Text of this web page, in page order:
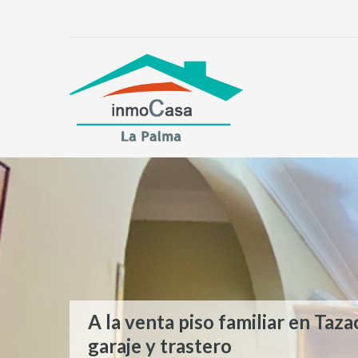
A la venta piso familiar en
garaje y trastero
¡Atención, inversores! Esta es
oportunidad que no querrás
Se vende parcela urbana en
La Palma